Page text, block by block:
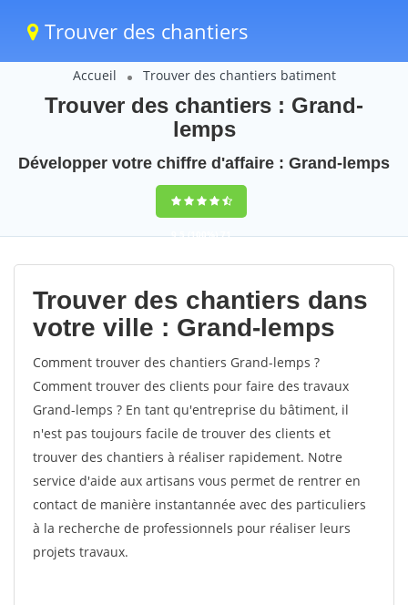
Trouver des chantiers
Accueil Trouver des chantiers batiment
Trouver des chantiers : Grand-
lemps
Développer votre chiffre d'affaire : Grand-lemps
9,5(100%)71
votes
Trouver des chantiers dans
votre ville : Grand-lemps
Comment trouver des chantiers Grand-lemps ?
Comment trouver des clients pour faire des travaux
Grand-lemps ? En tant qu'entreprise du bâtiment, il
n'est pas toujours facile de trouver des clients et
trouver des chantiers à réaliser rapidement. Notre
service d'aide aux artisans vous permet de rentrer en
contact de manière instantannée avec des particuliers
à la recherche de professionnels pour réaliser leurs
projets travaux.